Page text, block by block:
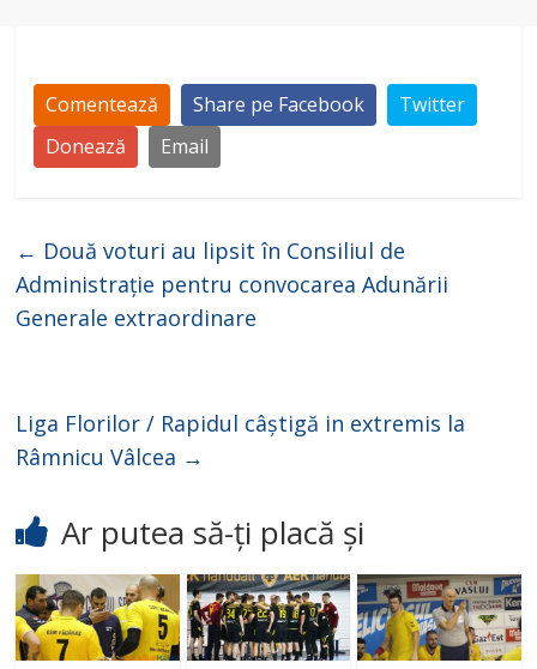
Comentează Share pe Facebook
Twitter
Donează
Email
← Două voturi au lipsit în Consiliul de
Administrație pentru convocarea Adunării
Generale extraordinare
Liga Florilor / Rapidul câștigă in extremis la
Râmnicu Vâlcea →
Ar putea să-ți placă și